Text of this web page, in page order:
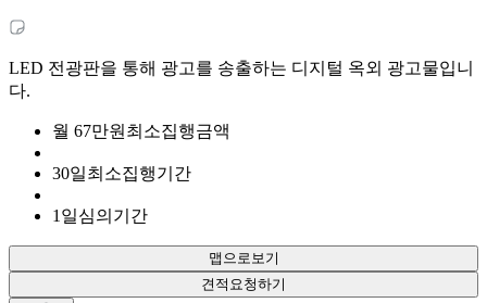
LED 전광판을 통해 광고를 송출하는 디지털 옥외 광고물입니
다.
월 67만원 최소집행금액
30일최소집행기간
1 일심의기간
맵으로보기
견적요청하기